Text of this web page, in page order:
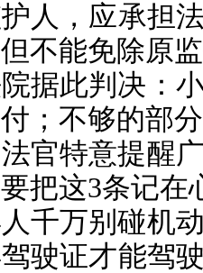
人，应承担
不能免除原
据此判决：
；不够的部
官特意提醒
把这3条记在
千万别碰机
驶证才能驾